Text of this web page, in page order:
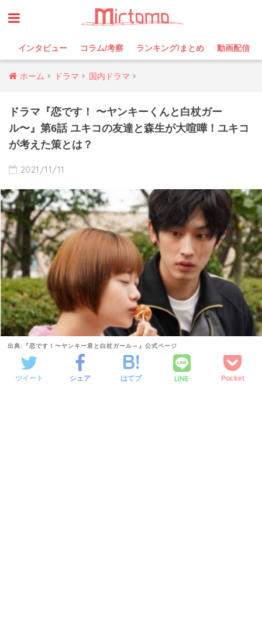
インタビュー コラム/考察 ランキング/まとめ 動画配信
ホーム ドラマ 国内ドラマ
ドラマ『恋です！ 〜ヤンキーくんと白杖ガー
ル〜』第6話 ユキコの友達と森生が大喧嘩！ユキコ
が考えた策とは？
2021/11/11
出典:『恋です！〜ヤンキー君と白杖ガール～』公式ページ
ツイート シェア はてブ LINE Pocket